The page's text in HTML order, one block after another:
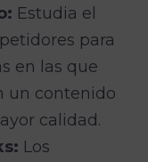
Estudia el
para
en las que
un contenido
calidad.
Los